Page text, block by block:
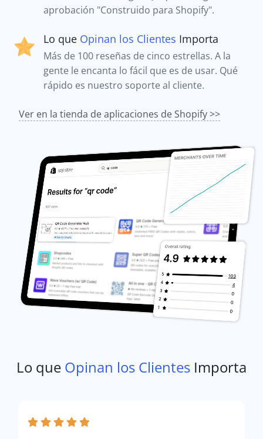
aprobación "Construido para Shopify".
Lo que Opinan los Clientes Importa
Más de 100 reseñas de cinco estrellas. A la
gente le encanta lo fácil que es de usar. Qué
rápido es nuestro soporte al cliente.
Ver en la tienda de aplicaciones de Shopify >>
Lo que Opinan los Clientes Importa